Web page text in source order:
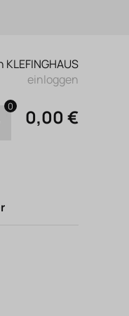
KLEFINGHAUS
einloggen
0 0,00 €